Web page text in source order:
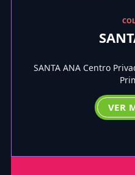
SANTA ANA Centro
VER